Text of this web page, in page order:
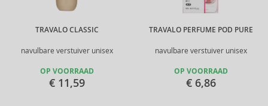
TRAVALO CLASSIC
navulbare verstuiver unisex
OP VOORRAAD
€ 11,59
TRAVALO PERFUME POD PURE
navulbare verstuiver unisex
OP VOORRAAD
€ 6,86